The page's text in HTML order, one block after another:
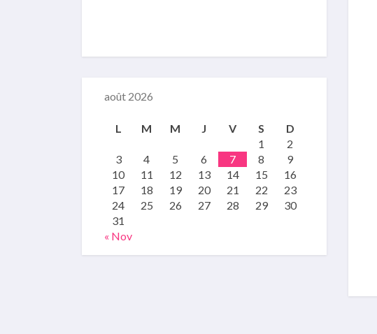
août 2026
L M M J V S
D
1
2
3
4 5 6 7 8
9
10
11 12 13 14 15
16
17
18 19 20 21 22
23
24
25 26 27 28 29
30
31
« Nov